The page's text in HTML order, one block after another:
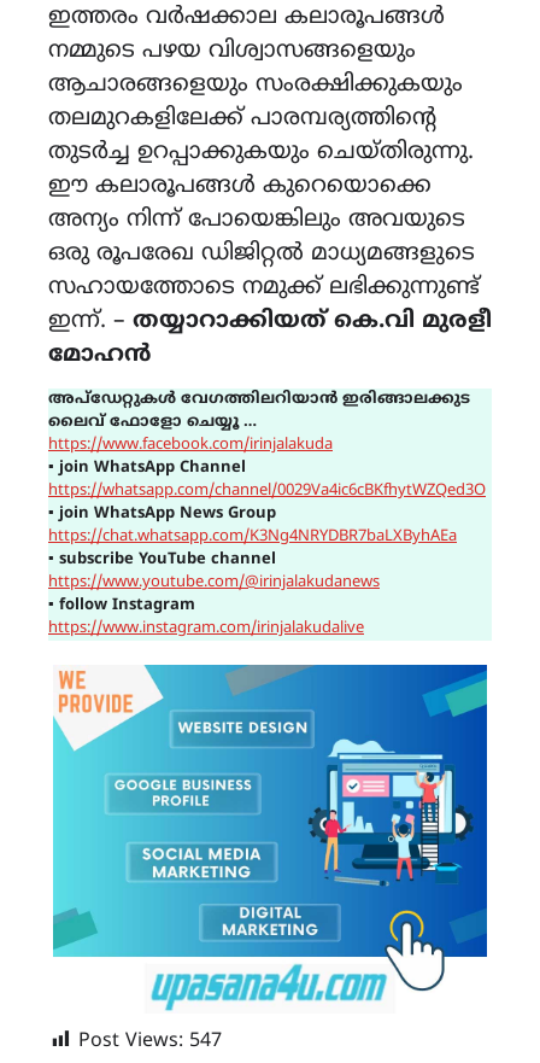
ഇത്തരം വർഷക്കാല കലാരൂപങ്ങൾ
നമ്മുടെ പഴയ വിശ്വാസങ്ങളെയും
ആചാരങ്ങളെയും സംരക്ഷിക്കുകയും
തലമുറകളിലേക്ക് പാരമ്പര്യത്തിന്റെ
തുടർച്ച ഉറപ്പാക്കുകയും ചെയ്തിരുന്നു.
ഈ കലാരൂപങ്ങൾ കുറെയൊക്കെ
അന്യം നിന്ന് പോയെങ്കിലും അവയുടെ
ഒരു രൂപരേഖ ഡിജിറ്റൽ മാധ്യമങ്ങളുടെ
സഹായത്തോടെ നമുക്ക് ലഭിക്കുന്നുണ്ട്
ഇന്ന്. – തയ്യാറാക്കിയത് കെ.വി മുരളീ
മോഹൻ
അപ്ഡേറ്റുകൾ വേഗത്തിലറിയാൻ ഇരിങ്ങാലക്കുട
ലൈവ് ഫോളോ ചെയ്യൂ …
https://www.facebook.com/irinjalakuda
▪join WhatsApp Channel
https://whatsapp.com/channel/0029Va4ic6cBKfhytWZQed3O
▪join WhatsApp News Group
https://chat.whatsapp.com/K3Ng4NRYDBR7baLXByhAEa
▪ subscribe YouTube channel
https://www.youtube.com/@irinjalakudanews
▪ follow Instagram
https://www.instagram.com/irinjalakudalive
Post Views: 547